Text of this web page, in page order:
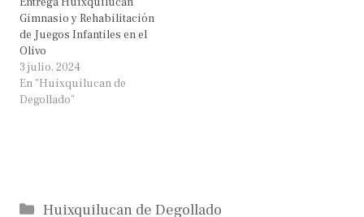
Gimnasio y Rehabilitación
de Juegos Infantiles en el
Olivo
3 julio, 2024
En "Huixquilucan de
Degollado"
Categorías
Huixquilucan de Degollado